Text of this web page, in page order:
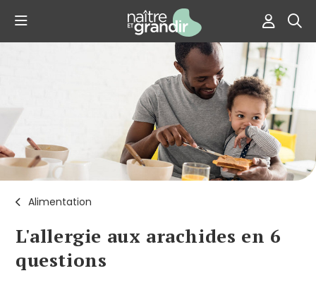
Alimentation
L'allergie aux arachides en 6
questions